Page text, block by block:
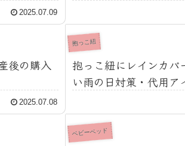
2025.07.09
後の購入
2025.07.08
抱っこ紐
抱っこ紐にレインカバ
い雨の日対策・代用ア
ベビーベッド